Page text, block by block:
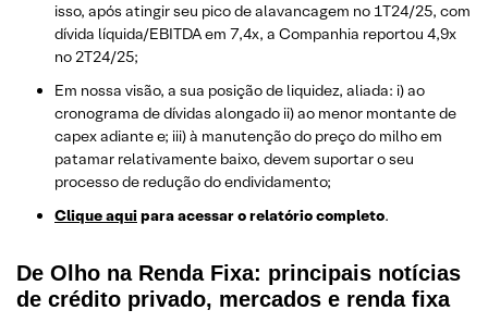
isso, após atingir seu pico de alavancagem no 1T24/25, com
dívida líquida/EBITDA em 7,4x, a Companhia reportou 4,9x
no 2T24/25;
Em nossa visão, a sua posição de liquidez, aliada: i) ao
cronograma de dívidas alongado ii) ao menor montante de
capex adiante e; iii) à manutenção do preço do milho em
patamar relativamente baixo, devem suportar o seu
processo de redução do endividamento;
Clique aquipara acessar o relatório completo.
De Olho na Renda Fixa: principais notícias
de crédito privado, mercados e renda fixa